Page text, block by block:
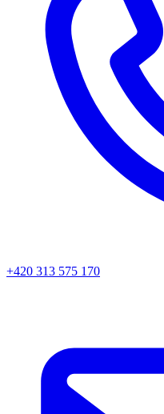
+420 313 575 170